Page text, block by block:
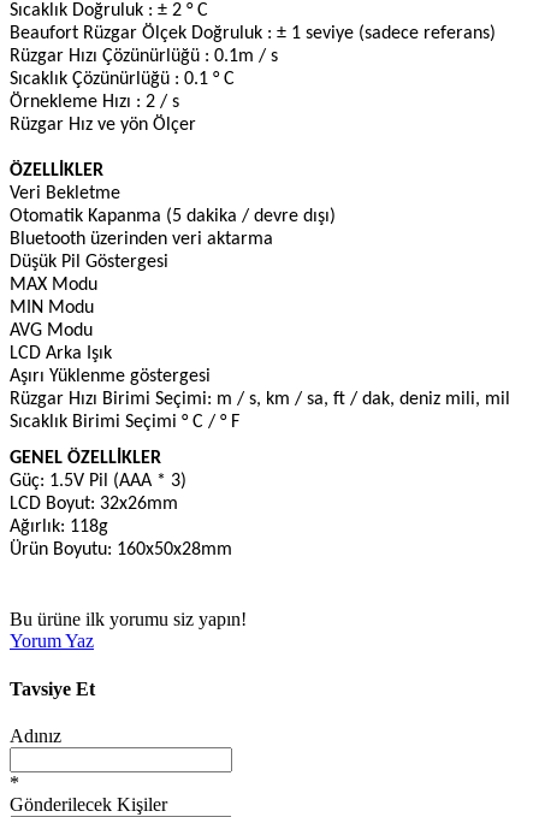
Sıcaklık Doğruluk : ± 2 ° C
Beaufort Rüzgar Ölçek Doğruluk : ± 1 seviye (sadece referans)
Rüzgar Hızı Çözünürlüğü : 0.1m / s
Sıcaklık Çözünürlüğü : 0.1 ° C
Örnekleme Hızı : 2 / s
Rüzgar Hız ve yön Ölçer
ÖZELLİKLER
Veri Bekletme
Otomatik Kapanma (5 dakika / devre dışı)
Bluetooth üzerinden veri aktarma
Düşük Pil Göstergesi
MAX Modu
MIN Modu
AVG Modu
LCD Arka Işık
Aşırı Yüklenme göstergesi
Rüzgar Hızı Birimi Seçimi: m / s, km / sa, ft / dak, deniz mili, mil
Sıcaklık Birimi Seçimi ° C / ° F
GENEL ÖZELLİKLER
Güç: 1.5V Pil (AAA * 3)
LCD Boyut: 32x26mm
Ağırlık: 118g
Ürün Boyutu: 160x50x28mm
Bu ürüne ilk yorumu siz yapın!
Yorum Yaz
Tavsiye Et
Adınız
*
Gönderilecek Kişiler